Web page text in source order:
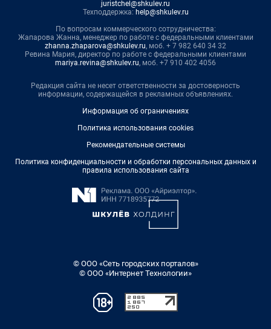
juristchel@shkulev.ru
Техподдержка: help@shkulev.ru
По вопросам коммерческого сотрудничества:
Жапарова Жанна, менеджер по работе с федеральными клиентами
zhanna.zhaparova@shkulev.ru, моб. + 7 982 640 34 32
Ревина Мария, директор по работе с федеральными клиентами
mariya.revina@shkulev.ru, моб. +7 910 402 4056
Редакция сайта не несет ответственности за достоверность
информации, содержащейся в рекламных объявлениях.
Информация об ограничениях
Политика использования cookies
Рекомендательные системы
Политика конфиденциальности и обработки персональных данных и
правила использования сайта
© ООО «Сеть городских порталов»
© ООО «Интернет Технологии»